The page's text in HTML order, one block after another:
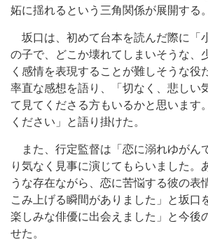
妬に揺れるという三角関係が展開する。
坂口は、初めて台本を読んだ際に「
の子で、どこか壊れてしまいそうな、
く感情を表現することが難しそうな役
率直な感想を語り、「切なく、悲しい
て見てくださる方もいるかと思います
ください」と語り掛けた。
また、行定監督は「恋に溺れゆがん
り気なく見事に演じてもらいました。
うな存在ながら、恋に苦悩する彼の表
こみ上げる瞬間がありました」と坂口
楽しみな俳優に出会えました」と今後
せた。